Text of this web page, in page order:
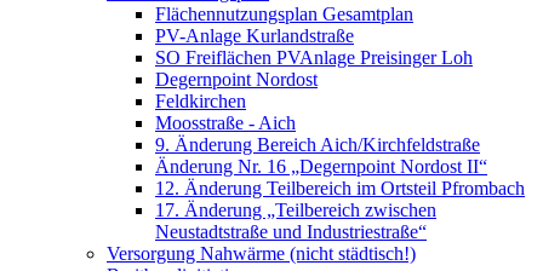
Flächennutzungsplan Gesamtplan
PV-Anlage Kurlandstraße
SO Freiflächen PV­Anlage Preisinger Loh
Degernpoint Nordost
Feldkirchen
Moosstraße - Aich
9. Änderung Bereich Aich/Kirchfeldstraße
Änderung Nr. 16 „Degernpoint Nordost II“
12. Änderung Teilbereich im Ortsteil Pfrombach
17. Änderung „Teilbereich zwischen
Neustadtstraße und Industriestraße“
Versorgung Nahwärme (nicht städtisch!)